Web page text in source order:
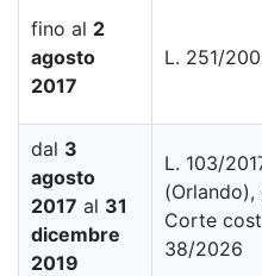
fino al 2
agosto
2017
L. 251/
dal 3
agosto
2017 al 31
dicembre
2019
L. 103/
(Orlando),
Corte
38/2026